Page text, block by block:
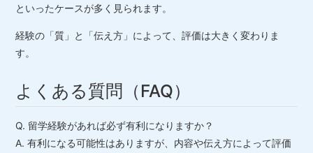
といったケースが多く見られます。
経験の「質」と「伝え方」によって、評価は大きく変わりま
す。
よくある質問（FAQ）
Q. 留学経験があれば必ず有利になりますか？
A. 有利になる可能性はありますが、内容や伝え方によって評価